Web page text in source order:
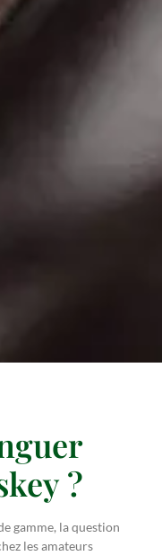
?
gamme, la question
les amateurs